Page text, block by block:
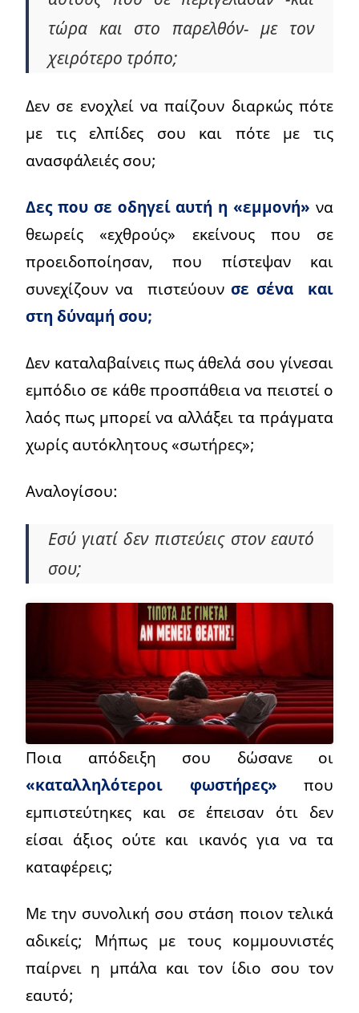
τώρα και στο παρελθόν- με τον
χειρότερο τρόπο;
Δεν σε ενοχλεί να παίζουν διαρκώς πότε
με τις ελπίδες σου και πότε με τις
ανασφάλειές σου;
Δες που σε οδηγεί αυτή η «εμμονή» να
θεωρείς «εχθρούς» εκείνους που σε
προειδοποίησαν, που πίστεψαν και
συνεχίζουν να πιστεύουνσε σένα και
στη δύναμή σου;
Δεν καταλαβαίνεις πως άθελά σου γίνεσαι
εμπόδιο σε κάθε προσπάθεια να πειστεί ο
λαός πως μπορεί να αλλάξει τα πράγματα
χωρίς αυτόκλητους «σωτήρες»;
Αναλογίσου:
Εσύ γιατί δεν πιστεύεις στον εαυτό
σου;
Ποια απόδειξη σου δώσανε οι
«καταλληλότεροι φωστήρες» που
εμπιστεύτηκες και σε έπεισαν ότι δεν
είσαι άξιος ούτε και ικανός για να τα
καταφέρεις;
Με την συνολική σου στάση ποιον τελικά
αδικείς; Μήπως με τους κομμουνιστές
παίρνει η μπάλα και τον ίδιο σου τον
εαυτό;